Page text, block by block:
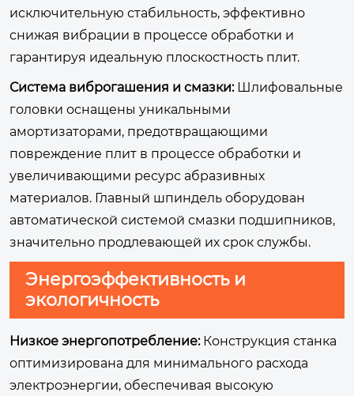
исключительную стабильность, эффективно
снижая вибрации в процессе обработки и
гарантируя идеальную плоскостность плит.
Система виброгашения и смазки:Шлифовальные
головки оснащены уникальными
амортизаторами, предотвращающими
повреждение плит в процессе обработки и
увеличивающими ресурс абразивных
материалов. Главный шпиндель оборудован
автоматической системой смазки подшипников,
значительно продлевающей их срок службы.
Энергоэффективность и
экологичность
Низкое энергопотребление:Конструкция станка
оптимизирована для минимального расхода
электроэнергии, обеспечивая высокую